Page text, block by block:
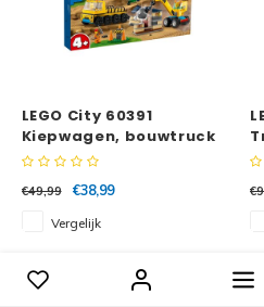
LEGO City 60391
Kiepwagen, bouwtruck
en sloopkraan
€49,99
€38,99
Vergelijk
Vergelijk producten